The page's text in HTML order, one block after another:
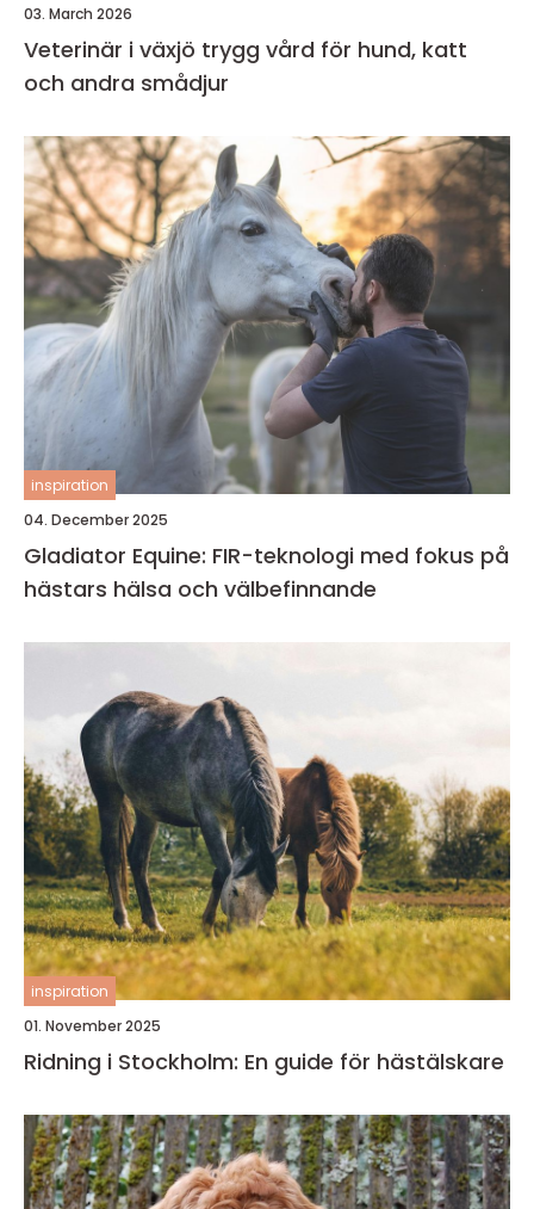
03. March 2026
Veterinär i växjö trygg vård för hund, katt
och andra smådjur
inspiration
04. December 2025
Gladiator Equine: FIR-teknologi med fokus på
hästars hälsa och välbefinnande
inspiration
01. November 2025
Ridning i Stockholm: En guide för hästälskare